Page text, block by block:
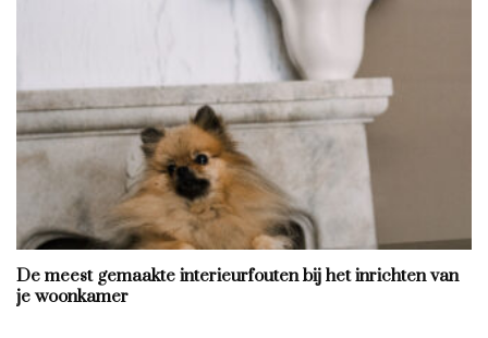
De meest gemaakte interieurfouten bij het inrichten van
je woonkamer